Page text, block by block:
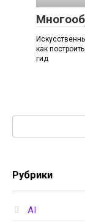
как
гид
Рубрики
AI